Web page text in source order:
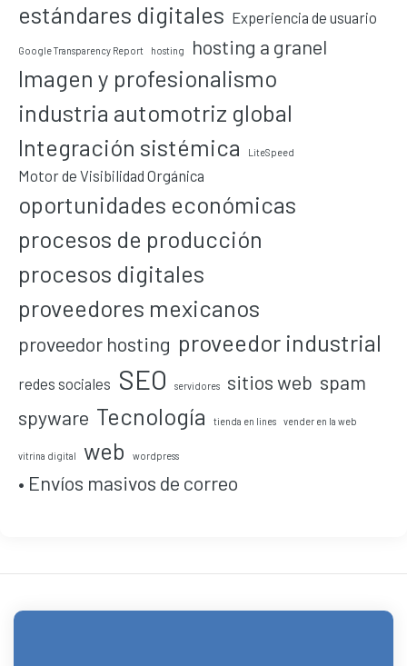
estándares digitales Experiencia de usuario
Google Transparency Report hosting hosting a granel
Imagen y profesionalismo
industria automotriz global
Integración sistémica
LiteSpeed
Motor de Visibilidad Orgánica
oportunidades económicas
procesos de producción
procesos digitales
proveedores mexicanos
proveedor hosting proveedor industrial
redes sociales SEO servidores sitios web spam
spyware Tecnología tienda en lines vender en la web
vitrina digital web wordpress
• Envíos masivos de correo